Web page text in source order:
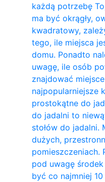
każdą potrzebę
ma być okrągły,
kwadratowy,
tego, ile miejsca
domu. Ponadto
uwagę, ile osób
znajdować
najpopularniejsze
prostokątne do
do jadalni to
stołów do jadalni.
dużych,
pomieszczeniach.
pod uwagę
być co najmniej